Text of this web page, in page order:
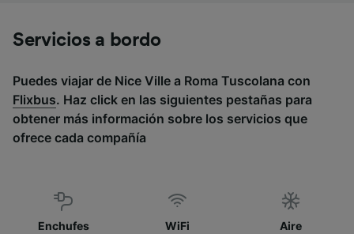
Servicios a bordo
Puedes viajar de Nice Ville a Roma Tuscolana con
Flixbus. Haz click en las siguientes pestañas para
obtener más información sobre los servicios que
ofrece cada compañía
Enchufes WiFi
Aire